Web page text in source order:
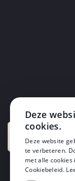
Deze
cookies.
Deze website
te verbeteren.
met alle
Cookiebeleid.